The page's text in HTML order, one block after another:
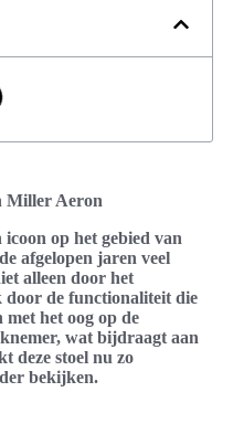
Miller Aeron
icoon op het gebied van
afgelopen jaren veel
alleen door het
de functionaliteit die
het oog op de
wat bijdraagt aan
deze stoel nu zo
bekijken.